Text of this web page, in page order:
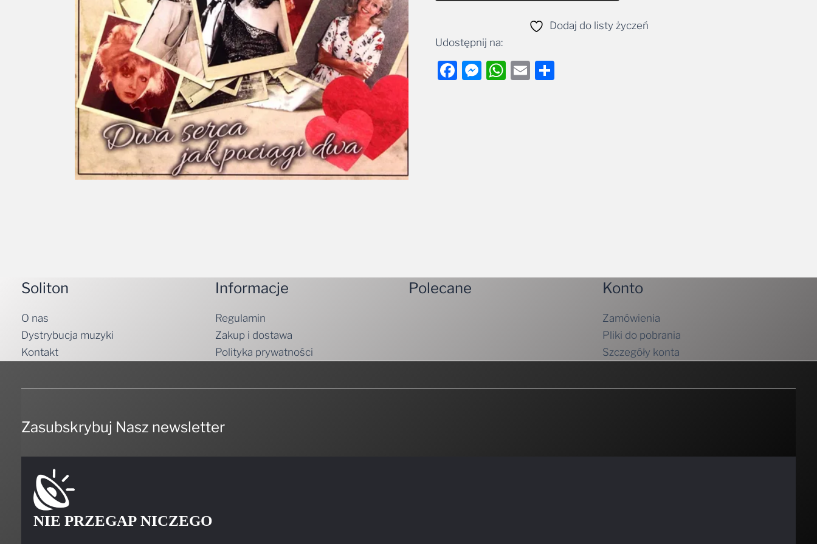
Dodaj do listy życzeń
Udostępnij na:
Facebook
Messenger
WhatsApp
EmailShare
Soliton
O nas
Dystrybucja muzyki
Kontakt
Informacje
Regulamin
Zakup i dostawa
Polityka prywatności
Polecane Konto
Zamówienia
Pliki do pobrania
Szczegóły konta
Zasubskrybuj Nasz newsletter
NIE PRZEGAP NICZEGO